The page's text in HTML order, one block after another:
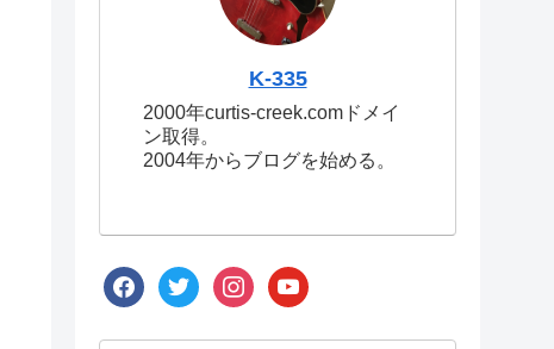
K-335
2000年curtis-creek.comドメイ
ン取得。
2004年からブログを始める。
facebooktwitter instagramyoutube